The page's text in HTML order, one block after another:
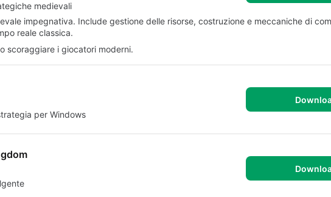
medievali
impegnativa. Include gestione delle risorse, costruzione e meccaniche di
reale classica.
scoraggiare i giocatori moderni.
per Windows